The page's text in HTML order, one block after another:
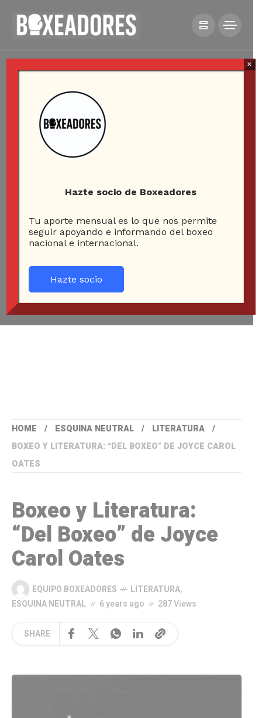
HOME ESQUINA NEUTRAL
LITERATURA
BOXEO Y LITERATURA: “DEL BOXEO” DE JOYCE CAROL
OATES
Boxeo y Literatura:
“Del Boxeo” de Joyce
Carol Oates
EQUIPO BOXEADORES LITERATURA,
ESQUINA NEUTRAL
6 years ago 287 Views
SHARE
Hazte socio de Boxeadores
Tu aporte mensual es lo que nos permite
seguir apoyando e informando del boxeo
nacional e internacional.
Hazte socio
×